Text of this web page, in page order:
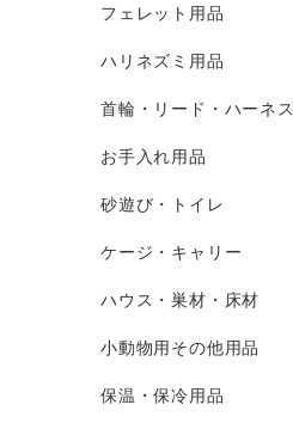
フェレット用品
ハリネズミ用品
首輪・リード・ハーネス
お手入れ用品
砂遊び・トイレ
ケージ・キャリー
ハウス・巣材・床材
小動物用その他用品
保温・保冷用品